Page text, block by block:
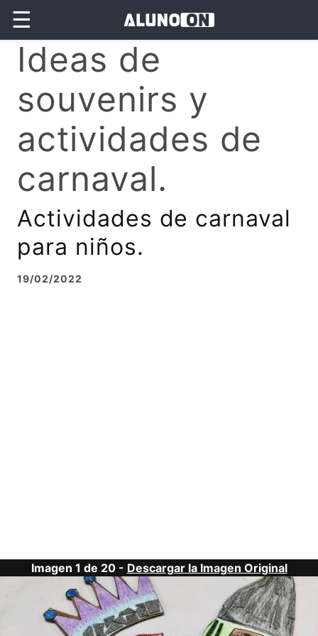
☰
Ideas de
souvenirs y
actividades de
carnaval.
Actividades de carnaval
para niños.
19/02/2022
Imagen 1 de 20 - Descargar la Imagen Original